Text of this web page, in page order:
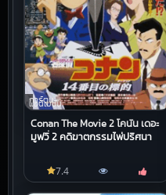
การ์ตูน
แอนิเมชัน
Conan The Movie 2 โคนัน เดอะ
มูฟวี่ 2 คดีฆาตกรรมไพ่ปริศนา
7.4